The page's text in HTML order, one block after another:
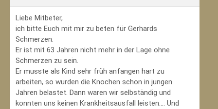
Liebe Mitbeter,
ich bitte Euch mit mir zu beten für Gerhards
Schmerzen.
Er ist mit 63 Jahren nicht mehr in der Lage ohne
Schmerzen zu sein.
Er musste als Kind sehr früh anfangen hart zu
arbeiten, so wurden die Knochen schon in jungen
Jahren belastet. Dann waren wir selbständig und
konnten uns keinen Krankheitsausfall leisten.... Und